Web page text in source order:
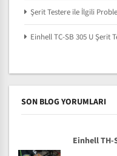
Şerit Testere ile İlgili
Einhell TC-SB 305 U Şerit
SON BLOG YORUMLARI
Einhell TH-